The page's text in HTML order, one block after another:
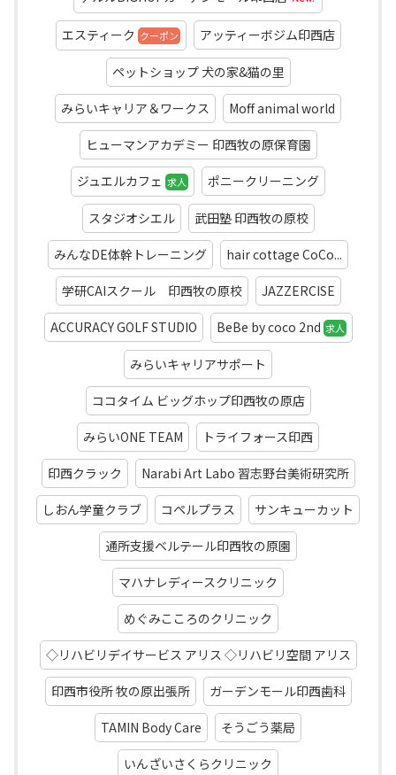
エスティーク クーポン アッティーボジム印西店
ペットショップ 犬の家&猫の里
みらいキャリア＆ワークス Moff animal world
ヒューマンアカデミー 印西牧の原保育園
ジュエルカフェ 求人 ポニークリーニング
スタジオシエル 武田塾 印西牧の原校
みんなDE体幹トレーニング hair cottage CoCo...
学研CAIスクール 印西牧の原校 JAZZERCISE
ACCURACY GOLF STUDIO BeBe by coco 2nd 求人
みらいキャリアサポート
ココタイム ビッグホップ印西牧の原店
みらいONE TEAM トライフォース印西
印西クラック Narabi Art Labo 習志野台美術研究所
しおん学童クラブ コペルプラス サンキューカット
通所支援ベルテール印西牧の原園
マハナレディースクリニック
めぐみこころのクリニック
◇リハビリデイサービス アリス ◇リハビリ空間 アリス
印西市役所 牧の原出張所 ガーデンモール印西歯科
TAMIN Body Care そうごう薬局
いんざいさくらクリニック